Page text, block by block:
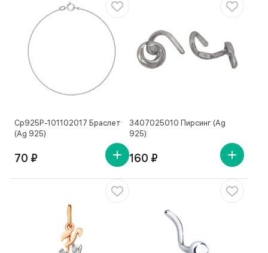
Ср925Р-101102017 Браслет
(Ag 925)
70 ₽
3407025010 Пирсинг (Ag
925)
160 ₽